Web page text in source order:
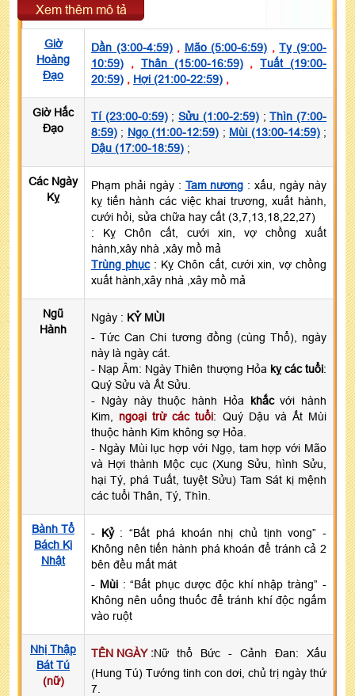
Xem thêm mô tả
Giờ
Hoàng
Đạo
Dần (3:00-4:59), Mão (5:00-6:59) ,Tỵ (9:00-
10:59) , Thân (15:00-16:59),Tuất (19:00-
20:59) , Hợi (21:00-22:59) ,
Giờ Hắc
Đạo
Tí (23:00-0:59);Sửu (1:00-2:59);Thìn (7:00-
8:59) ; Ngọ (11:00-12:59) ; Mùi (13:00-14:59);
Dậu (17:00-18:59) ;
Các Ngày
Kỵ
Phạm phải ngày : Tam nương : xấu, ngày này
kỵ tiến hành các việc khai trương, xuất hành,
cưới hỏi, sửa chữa hay cất (3,7,13,18,22,27)
: Kỵ Chôn cất, cưới xin, vợ chồng xuất
hành,xây nhà ,xây mồ mả
Trùng phục: Kỵ Chôn cất, cưới xin, vợ chồng
xuất hành,xây nhà ,xây mồ mả
Ngũ
Hành
Ngày : KỶ MÙI
- Tức Can Chi tương đồng (cùng Thổ), ngày
này là ngày cát.
- Nạp Âm: Ngày Thiên thượng Hỏa kỵ các tuổi:
Quý Sửu và Ất Sửu.
- Ngày này thuộc hành Hỏa khắcvới hành
Kim, ngoại trừ các tuổi: Quý Dậu và Ất Mùi
thuộc hành Kim không sợ Hỏa.
- Ngày Mùi lục hợp với Ngọ, tam hợp với Mão
và Hợi thành Mộc cục (Xung Sửu, hình Sửu,
hại Tý, phá Tuất, tuyệt Sửu) Tam Sát kị mệnh
các tuổi Thân, Tý, Thìn.
Bành Tổ
Bách Kị
Nhật
- Kỷ: “Bất phá khoán nhị chủ tịnh vong” -
Không nên tiến hành phá khoán để tránh cả 2
bên đều mất mát
- Mùi: “Bất phục dược độc khí nhập tràng” -
Không nên uống thuốc để tránh khí độc ngấm
vào ruột
Nhị Thập
Bát Tú
(nữ)
TÊN NGÀY :Nữ thổ Bức - Cảnh Đan: Xấu
(Hung Tú) Tướng tinh con dơi, chủ trị ngày thứ
7.